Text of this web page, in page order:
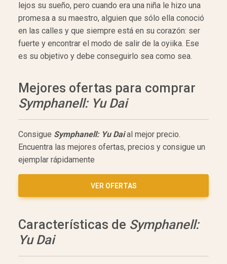
lejos su sueño, pero cuando era una niña le hizo una
promesa a su maestro, alguien que sólo ella conoció
en las calles y que siempre está en su corazón: ser
fuerte y encontrar el modo de salir de la oyiika. Ese
es su objetivo y debe conseguirlo sea como sea.
Mejores ofertas para comprar
Symphanell: Yu Dai
Consigue Symphanell: Yu Daial mejor precio.
Encuentra las mejores ofertas, precios y consigue un
ejemplar rápidamente
VER OFERTAS
Características de Symphanell:
Yu Dai